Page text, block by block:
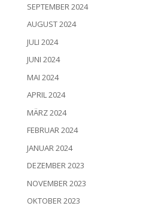
SEPTEMBER 2024
AUGUST 2024
JULI 2024
JUNI 2024
MAI 2024
APRIL 2024
MÄRZ 2024
FEBRUAR 2024
JANUAR 2024
DEZEMBER 2023
NOVEMBER 2023
OKTOBER 2023